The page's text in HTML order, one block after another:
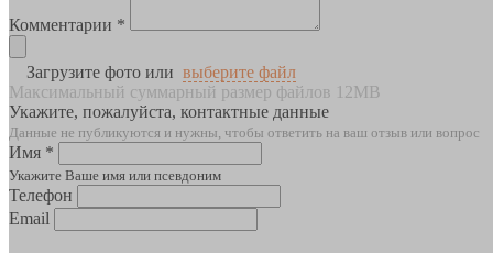
Комментарии *
Загрузите фото или выберите файл
Максимальный суммарный размер файлов 12MB
Укажите, пожалуйста, контактные данные
Данные не публикуются и нужны, чтобы ответить на ваш отзыв или вопрос
Имя *
Укажите Ваше имя или псевдоним
Телефон
Email